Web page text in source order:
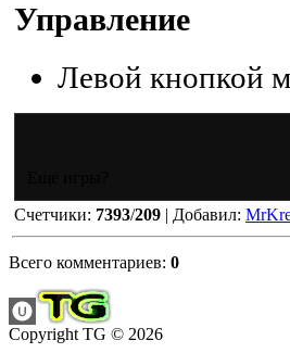
Управление
Левой кнопкой
Счетчики: 7393/209 | Добавил:
Всего комментариев: 0
Copyright TG © 2026